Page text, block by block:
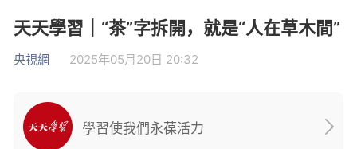
天天學習｜“茶”字拆開，就是“人在草木間”
央視網 2025年05月20日 20:32
學習使我們永葆活力